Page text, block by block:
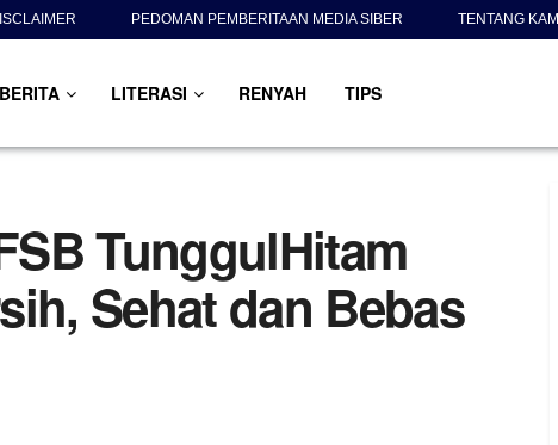
PEDOMAN PEMBERITAAN MEDIA SIBER TENTANG KAMI
BERITA LITERASI RENYAH TIPS
TunggulHitam
Sehat dan Bebas